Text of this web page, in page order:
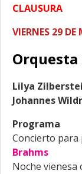
CLAUSURA
VIERNES 29 DE
Orquesta
Lilya
Johannes
Programa
Concierto para
Brahms
Noche vienesa